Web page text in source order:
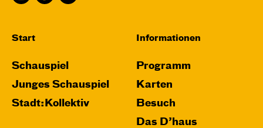
Start
Schauspiel
Junges Schauspiel
Stadt:Kollektiv
Informationen
Programm
Karten
Besuch
Das D’haus